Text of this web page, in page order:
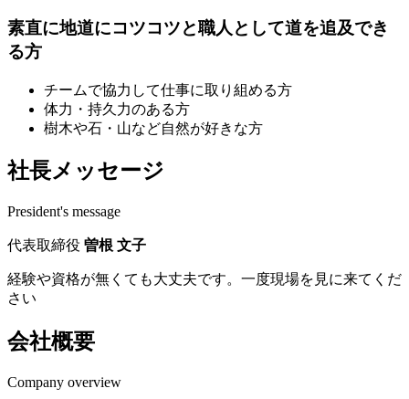
素直に地道にコツコツと職人として道を追及でき
る方
チームで協力して仕事に取り組める方
体力・持久力のある方
樹木や石・山など自然が好きな方
社長メッセージ
President's message
代表取締役 曽根 文子
経験や資格が無くても大丈夫です。一度現場を見に来てくだ
さい
会社概要
Company overview